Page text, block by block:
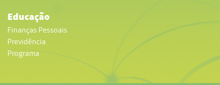
Educação
Finanças Pessoais
Previdência
Programa